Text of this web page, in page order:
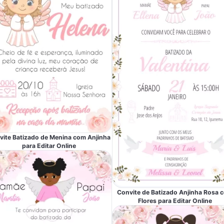
Batizado de Menina com Anjinha
para Editar Online
Convite de Batizado Anjinha Rosa
Flores para Editar Online